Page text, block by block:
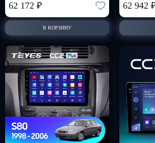
62 172 ₽
В КОРЗИНУ
62 942